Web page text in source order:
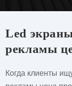
Led
рекламы
Когда клиенты